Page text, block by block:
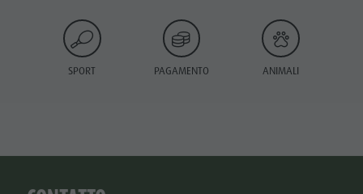
SPORT PAGAMENTO ANIMALI